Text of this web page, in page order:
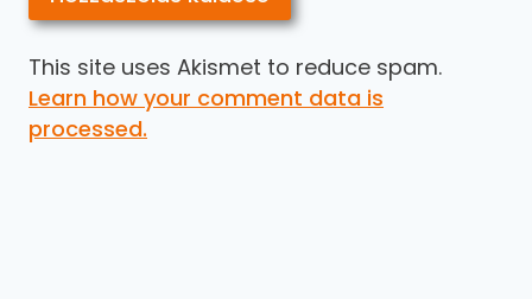
This site uses Akismet to reduce spam.
Learn how your comment data is
processed.